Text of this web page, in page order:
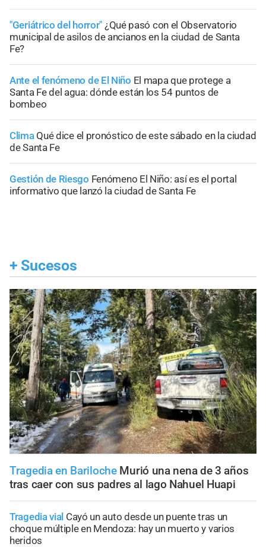
"Geriátrico del horror" ¿Qué pasó con el Observatorio
municipal de asilos de ancianos en la ciudad de Santa
Fe?
Ante el fenómeno de El Niño El mapa que protege a
Santa Fe del agua: dónde están los 54 puntos de
bombeo
Clima Qué dice el pronóstico de este sábado en la ciudad
de Santa Fe
Gestión de Riesgo Fenómeno El Niño: así es el portal
informativo que lanzó la ciudad de Santa Fe
+ Sucesos
Tragedia en Bariloche Murió una nena de 3 años
tras caer con sus padres al lago Nahuel Huapi
Tragedia vial Cayó un auto desde un puente tras un
choque múltiple en Mendoza: hay un muerto y varios
heridos